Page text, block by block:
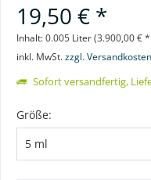
19,50 € *
Inhalt:0.005 Liter (3.900,00 €
inkl. MwSt.zzgl. Versandkosten
Sofort versandfertig,
Größe: